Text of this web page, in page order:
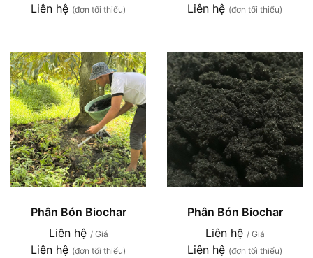
Liên hệ (đơn tối thiểu) Liên hệ (đơn tối thiểu)
Phân Bón Biochar
Liên hệ / Giá
Liên hệ (đơn tối thiểu)
Phân Bón Biochar
Liên hệ / Giá
Liên hệ (đơn tối thiểu)